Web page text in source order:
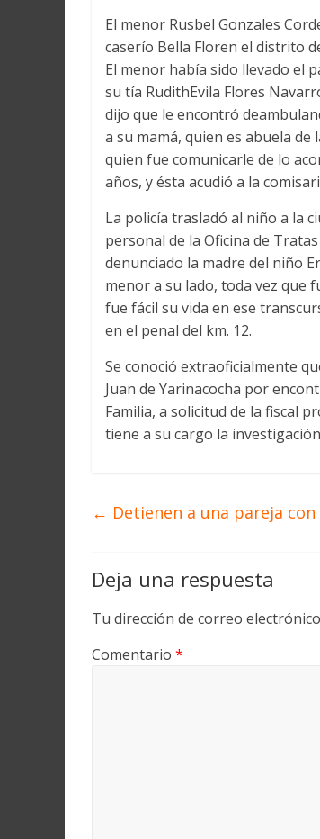
El menor Rusbel Gonzales
caserío Bella Floren el distrito
El menor había sido llevado el
su tía RudithEvila Flores
dijo que le encontró
a su mamá, quien es abuela
quien fue comunicarle de lo
años, y ésta acudió a la
La policía trasladó al niño a la
personal de la Oficina de
denunciado la madre del niño
menor a su lado, toda vez que
fue fácil su vida en ese
en el penal del km. 12.
Se conoció extraoficialmente
Juan de Yarinacocha por
Familia, a solicitud de la fiscal
tiene a su cargo la
← Detienen a una pareja con
Deja una respuesta
Tu dirección de correo
Comentario *